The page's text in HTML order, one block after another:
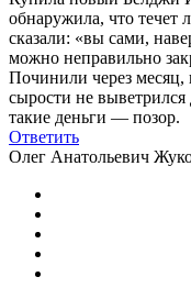
обнаружила, что течет
сказали: «вы сами,
можно неправильно
Починили через месяц,
сырости не
такие деньги — позор.
Ответить
Олег Анатольевич